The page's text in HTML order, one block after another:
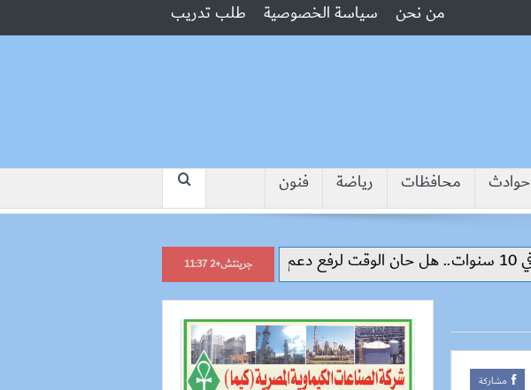
من نحن سياسة الخصوصية طلب تدريب
حوادث محافظات رياضة
فنون
“جبروت امرأة”.. مارست الرذيلة
جرينتش+2 11:37
مشاركة